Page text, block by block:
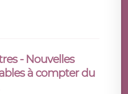
- Nouvelles
à compter du